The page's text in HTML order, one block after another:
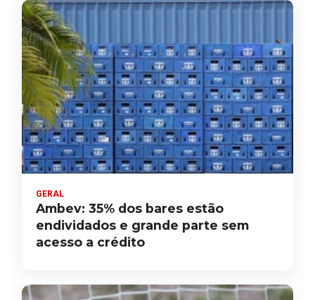
GERAL
Ambev: 35% dos bares estão
endividados e grande parte sem
acesso a crédito